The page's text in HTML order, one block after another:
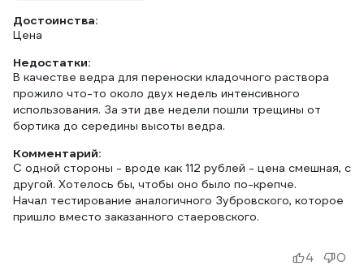
Достоинства:
Цена
Недостатки:
В качестве ведра для переноски кладочного раствора
прожило что-то около двух недель интенсивного
использования. За эти две недели пошли трещины от
бортика до середины высоты ведра.
Комментарий:
С одной стороны - вроде как 112 рублей - цена смешная, с
другой. Хотелось бы, чтобы оно было по-крепче.
Начал тестирование аналогичного Зубровского, которое
пришло вместо заказанного стаеровского.
4 0